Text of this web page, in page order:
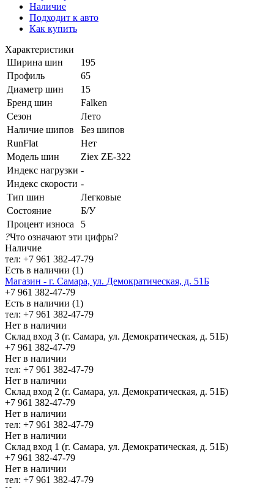
Наличие
Подходит к авто
Как купить
Характеристики
Ширина шин
195
Профиль
65
Диаметр шин
15
Бренд шин
Falken
Сезон
Лето
Наличие шипов
Без шипов
RunFlat
Нет
Модель шин
Ziex ZE-322
Индекс нагрузки -
Индекс скорости -
Тип шин
Легковые
Состояние
Б/У
Процент износа
5
?Что означают эти цифры?
Наличие
тел: +7 961 382-47-79
Есть в наличии (1)
Магазин - г. Самара, ул. Демократическая, д. 51Б
+7 961 382-47-79
Есть в наличии (1)
тел: +7 961 382-47-79
Нет в наличии
Склад вход 3 (г. Самара, ул. Демократическая, д. 51Б)
+7 961 382-47-79
Нет в наличии
тел: +7 961 382-47-79
Нет в наличии
Склад вход 2 (г. Самара, ул. Демократическая, д. 51Б)
+7 961 382-47-79
Нет в наличии
тел: +7 961 382-47-79
Нет в наличии
Склад вход 1 (г. Самара, ул. Демократическая, д. 51Б)
+7 961 382-47-79
Нет в наличии
тел: +7 961 382-47-79